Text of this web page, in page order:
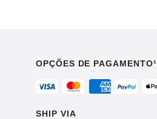
OPÇÕES DE PAGAMENTO¹
SHIP VIA